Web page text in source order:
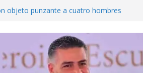
objeto punzante a cuatro hombres
la exportación de aguacate de
Estados Unidos
a escuelas para dejar el esquema